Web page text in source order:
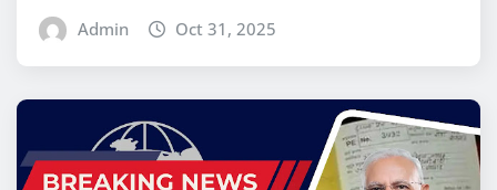
Admin Oct 31, 2025